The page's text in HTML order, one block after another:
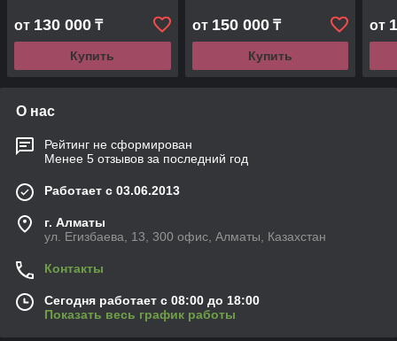
от 130 000 ₸
Купить
от 150 000₸
Купить
от
О нас
Рейтинг не сформирован
Менее 5 отзывов за последний год
Работает с 03.06.2013
г. Алматы
ул. Егизбаева, 13, 300 офис, Алматы, Казахстан
Контакты
Сегодня работает с 08:00 до 18:00
Показать весь график работы